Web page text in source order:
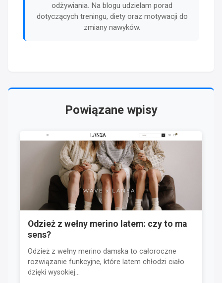
odżywiania. Na blogu udzielam porad
dotyczących treningu, diety oraz motywacji do
zmiany nawyków.
Powiązane wpisy
Odzież z wełny merino latem: czy to ma
sens?
Odzież z wełny merino damska to całoroczne
rozwiązanie funkcyjne, które latem chłodzi ciało
dzięki wysokiej...